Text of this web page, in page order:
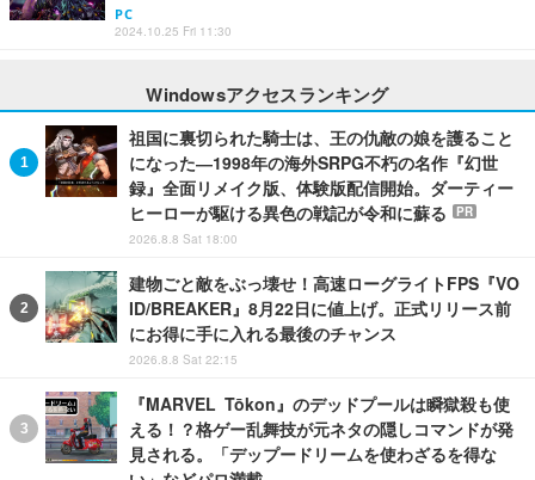
PC
2024.10.25 Fri 11:30
Windowsアクセスランキング
祖国に裏切られた騎士は、王の仇敵の娘を護ること
になった―1998年の海外SRPG不朽の名作『幻世
録』全面リメイク版、体験版配信開始。ダーティー
ヒーローが駆ける異色の戦記が令和に蘇る
PR
2026.8.8 Sat 18:00
建物ごと敵をぶっ壊せ！高速ローグライトFPS『VO
ID/BREAKER』8月22日に値上げ。正式リリース前
にお得に手に入れる最後のチャンス
2026.8.8 Sat 22:15
『MARVEL Tōkon』のデッドプールは瞬獄殺も使
える！？格ゲー乱舞技が元ネタの隠しコマンドが発
見される。「デップードリームを使わざるを得な